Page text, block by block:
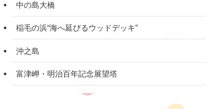
中の島大橋
稲毛の浜“海へ延びるウッドデッキ”
沖之島
富津岬・明治百年記念展望塔